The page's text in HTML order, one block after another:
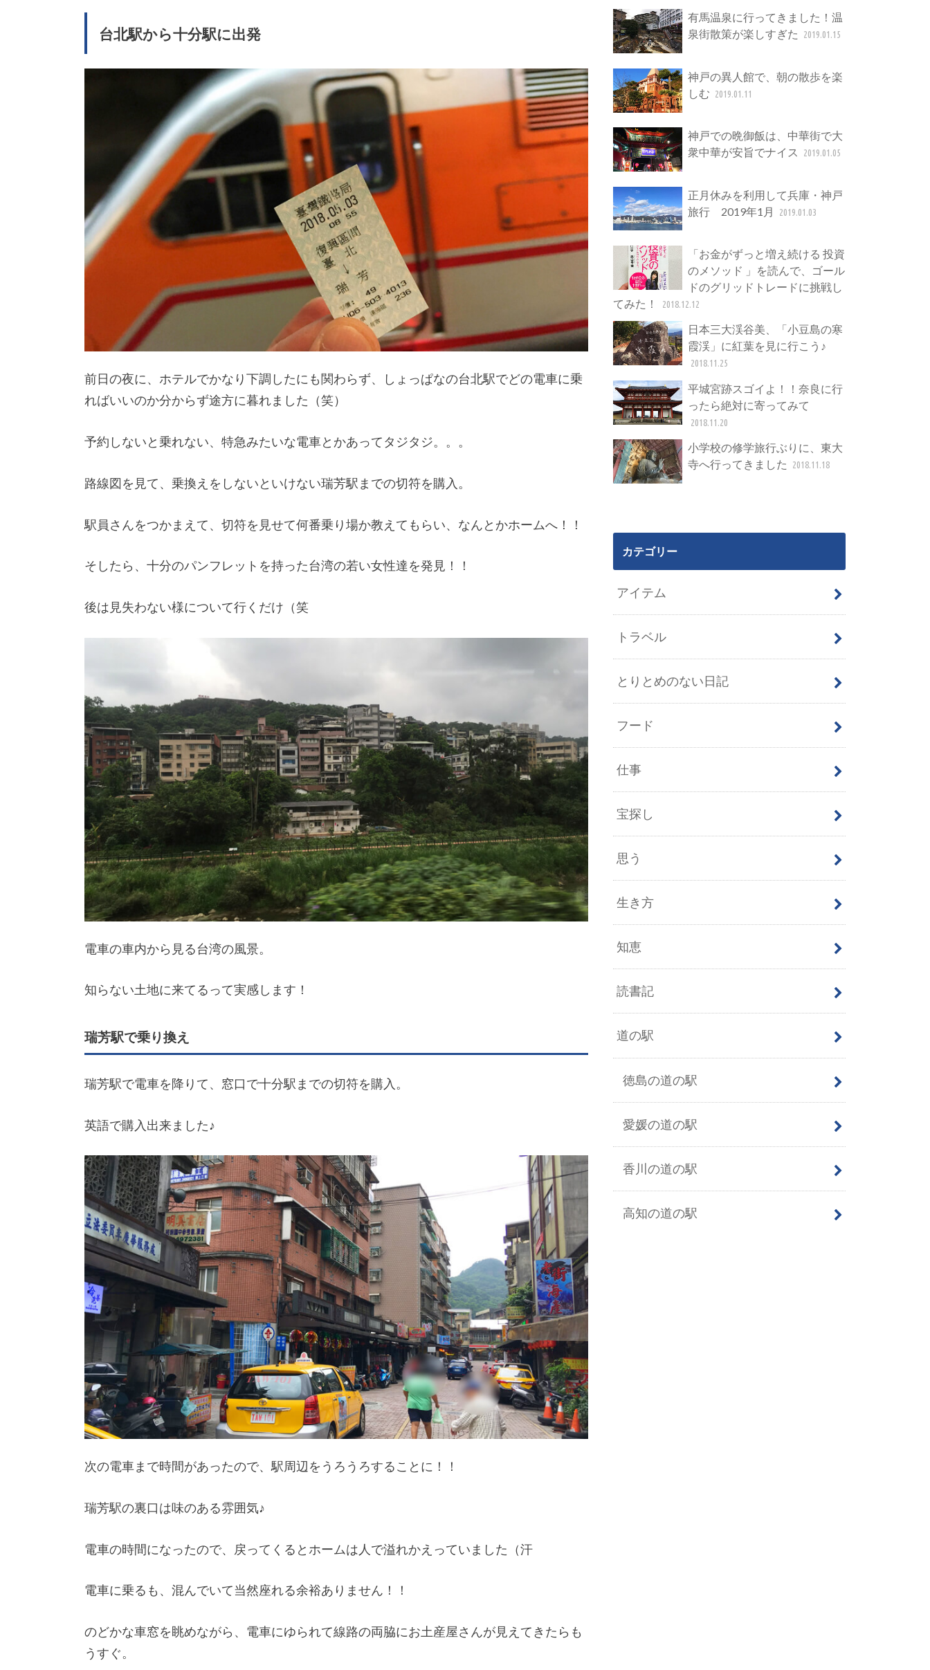
台北駅から十分駅に出発
前日の夜に、ホテルでかなり下調したにも関わらず、しょっぱなの台北駅でどの電車に乗
ればいいのか分からず途方に暮れました（笑）
予約しないと乗れない、特急みたいな電車とかあってタジタジ。。。
路線図を見て、乗換えをしないといけない瑞芳駅までの切符を購入。
駅員さんをつかまえて、切符を見せて何番乗り場か教えてもらい、なんとかホームへ！！
そしたら、十分のパンフレットを持った台湾の若い女性達を発見！！
後は見失わない様について行くだけ（笑
電車の車内から見る台湾の風景。
知らない土地に来てるって実感します！
瑞芳駅で乗り換え
瑞芳駅で電車を降りて、窓口で十分駅までの切符を購入。
英語で購入出来ました♪
次の電車まで時間があったので、駅周辺をうろうろすることに！！
瑞芳駅の裏口は味のある雰囲気♪
電車の時間になったので、戻ってくるとホームは人で溢れかえっていました（汗
電車に乗るも、混んでいて当然座れる余裕ありません！！
のどかな車窓を眺めながら、電車にゆられて線路の両脇にお土産屋さんが見えてきたらも
うすぐ。
有馬温泉に行ってきました！温
泉街散策が楽しすぎた
2019.01.15
神戸の異人館で、朝の散歩を楽
しむ 2019.01.11
神戸での晩御飯は、中華街で大
衆中華が安旨でナイス
2019.01.05
正月休みを利用して兵庫・神戸
旅行 2019年1月
2019.01.03
「お金がずっと増え続ける 投資
のメソッド 」を読んで、ゴール
ドのグリッドトレードに挑戦し
てみた！
2018.12.12
日本三大渓谷美、「小豆島の寒
霞渓」に紅葉を見に行こう♪
2018.11.25
平城宮跡スゴイよ！！奈良に行
ったら絶対に寄ってみて
2018.11.20
小学校の修学旅行ぶりに、東大
寺へ行ってきました
2018.11.18
カテゴリー
アイテム
トラベル
とりとめのない日記
フード
仕事
宝探し
思う
生き方
知恵
読書記
道の駅
徳島の道の駅
愛媛の道の駅
香川の道の駅
高知の道の駅